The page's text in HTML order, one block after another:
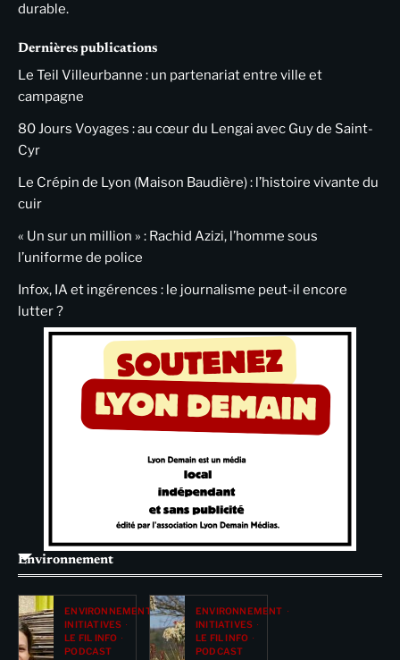
durable.
Dernières publications
Le Teil Villeurbanne : un partenariat entre ville et
campagne
80 Jours Voyages : au cœur du Lengai avec Guy de Saint-
Cyr
Le Crépin de Lyon (Maison Baudière) : l’histoire vivante du
cuir
« Un sur un million » : Rachid Azizi, l’homme sous
l’uniforme de police
Infox, IA et ingérences : le journalisme peut-il encore
lutter ?
Environnement
ENVIRONNEMENT
INITIATIVES
LE FIL INFO
PODCAST
ENVIRONNEMENT
INITIATIVES
LE FIL INFO
PODCAST